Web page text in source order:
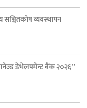
सञ्चितकोष व्यवस्थापन
डेभेलपमेन्ट बैंक २०२६”